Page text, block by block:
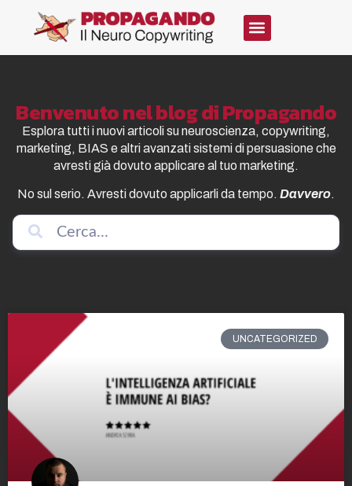
Benvenuto nel blog di Propagando
Esplora tutti i nuovi articoli su neuroscienza, copywriting,
marketing, BIAS e altri avanzati sistemi di persuasione che
avresti già dovuto applicare al tuo marketing.
No sul serio. Avresti dovuto applicarli da tempo. Davvero.
UNCATEGORIZED